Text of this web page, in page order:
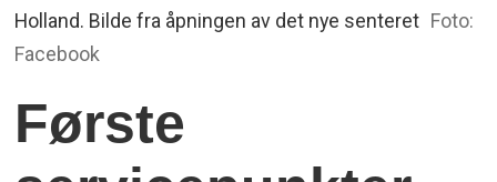
Holland. Bilde fra åpningen av det nye senteret Foto:
Facebook
Første